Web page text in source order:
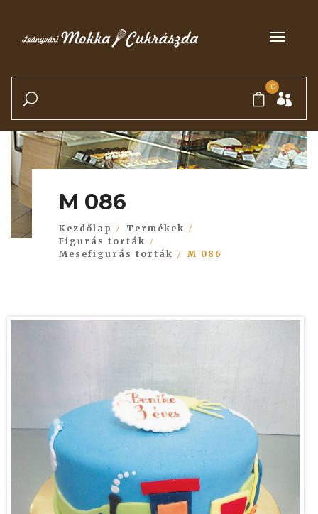
0
M 086
Kezdőlap
Termékek
Figurás torták
Mesefigurás torták
M 086